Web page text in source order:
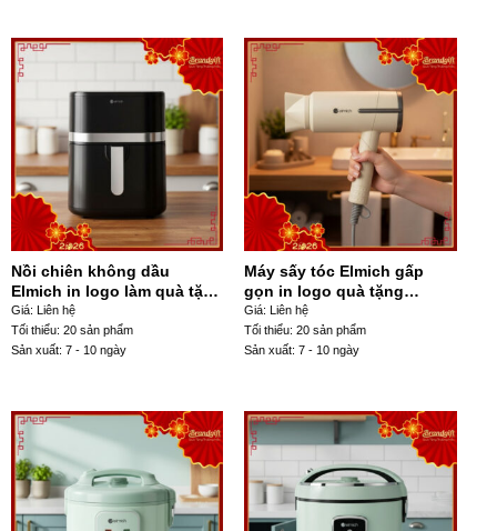
Nồi chiên không dầu
Elmich in logo làm quà tặng
dung tích 8L NCKD-01
Giá: Liên hệ
Tối thiểu: 20 sản phẩm
Sản xuất: 7 - 10 ngày
Máy sấy tóc Elmich gấp
gọn in logo quà tặng
1800W màu be MST-05
Giá: Liên hệ
Tối thiểu: 20 sản phẩm
Sản xuất: 7 - 10 ngày